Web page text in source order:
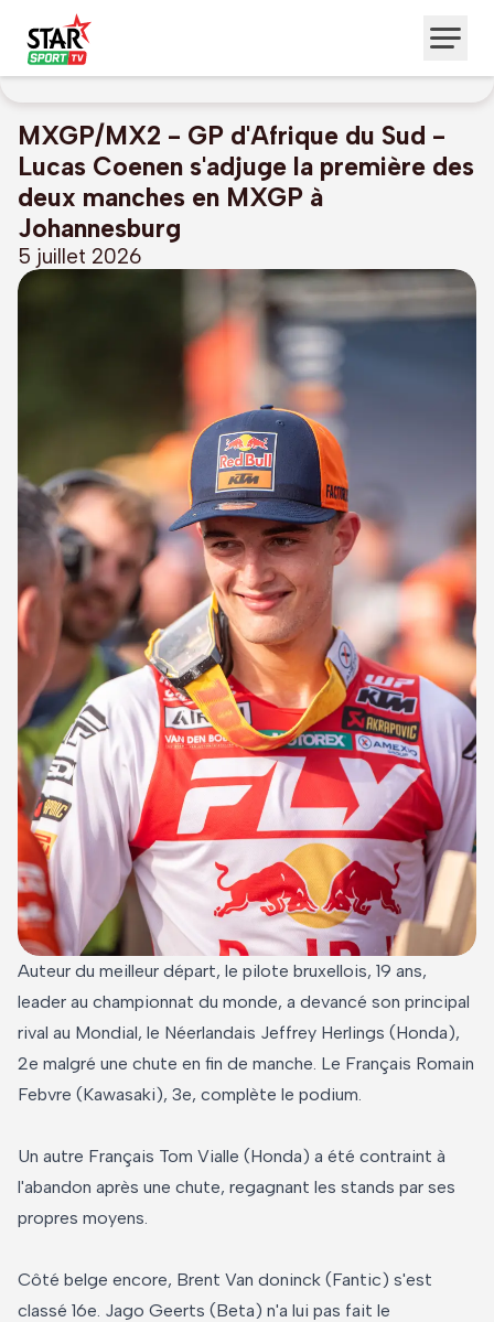
MXGP/MX2 - GP d'Afrique du Sud -
Lucas Coenen s'adjuge la première des
deux manches en MXGP à
Johannesburg
5 juillet 2026
Auteur du meilleur départ, le pilote bruxellois, 19 ans,
leader au championnat du monde, a devancé son principal
rival au Mondial, le Néerlandais Jeffrey Herlings (Honda),
2e malgré une chute en fin de manche. Le Français Romain
Febvre (Kawasaki), 3e, complète le podium.
Un autre Français Tom Vialle (Honda) a été contraint à
l'abandon après une chute, regagnant les stands par ses
propres moyens.
Côté belge encore, Brent Van doninck (Fantic) s'est
classé 16e. Jago Geerts (Beta) n'a lui pas fait le